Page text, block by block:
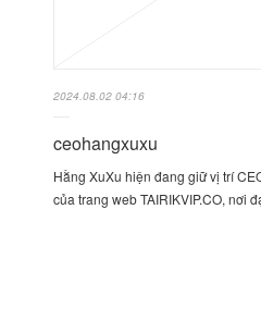
2024.08.02 04:16
ceohangxuxu
Hằng XuXu hiện đang giữ vị trí
của trang web TAIRIKVIP.CO, nơi